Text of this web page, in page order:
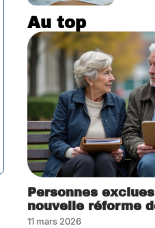
Au top
Personnes
nouvelle réforme
11 mars 2026